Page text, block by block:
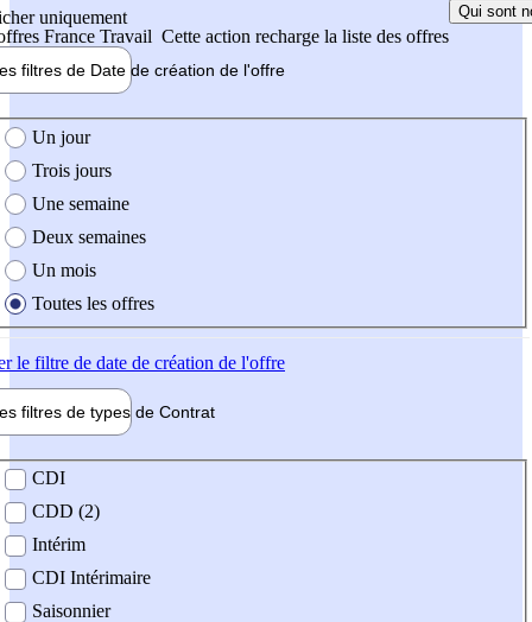
uniquement
France Travail Cette action recharge la liste des offres
Qui sont
filtres de Date de création de l'offre
création de l'offre
Un jour
Trois jours
Une semaine
Deux semaines
Un mois
Toutes les offres
le filtre de date de création de l'offre
filtres de types de Contrat
contrat
CDI
CDD (2)
Intérim
CDI Intérimaire
Saisonnier